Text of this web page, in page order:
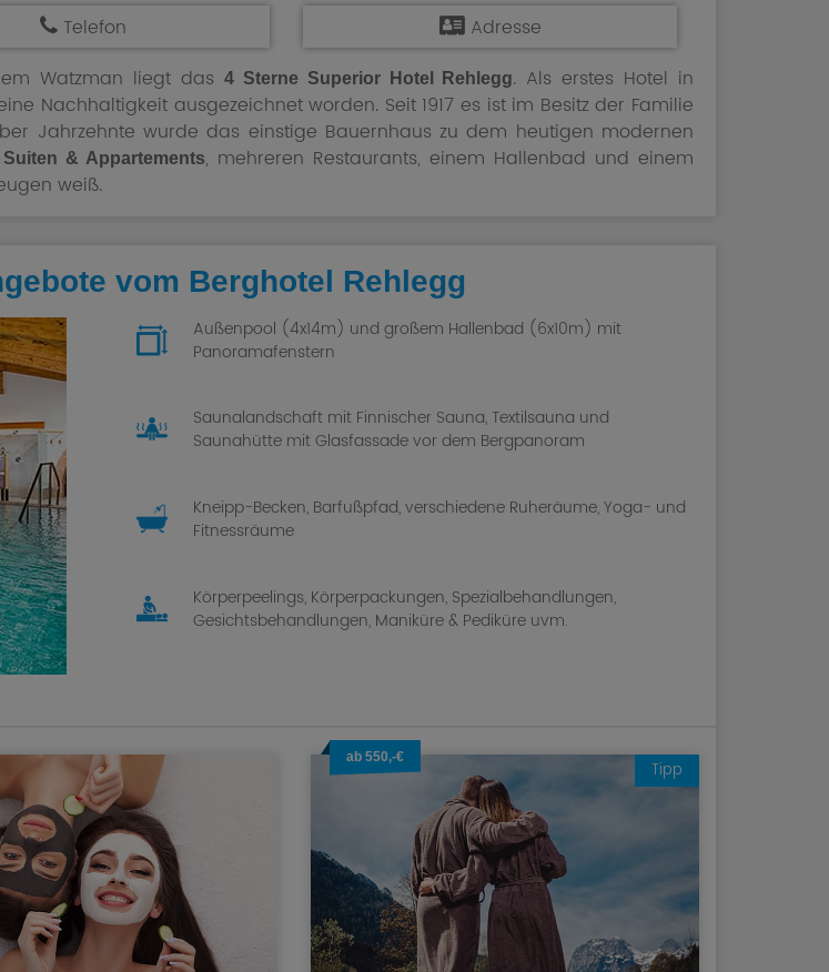
Telefon
Adresse
Watzman liegt das 4 Sterne Superior Hotel Rehlegg. Als erstes Hotel in
Nachhaltigkeit ausgezeichnet worden. Seit 1917 es ist im Besitz der Familie
Jahrzehnte wurde das einstige Bauernhaus zu dem heutigen modernen
& Appartements, mehreren Restaurants, einem Hallenbad und einem
weiß.
vom Berghotel Rehlegg
Außenpool (4x14m) und großem Hallenbad (6x10m) mit
Panoramafenstern
Saunalandschaft mit Finnischer Sauna, Textilsauna und
Saunahütte mit Glasfassade vor dem Bergpanoram
Kneipp-Becken, Barfußpfad, verschiedene Ruheräume, Yoga- und
Fitnessräume
Körperpeelings, Körperpackungen, Spezialbehandlungen,
Gesichtsbehandlungen, Maniküre & Pediküre uvm.
ab 550,-€